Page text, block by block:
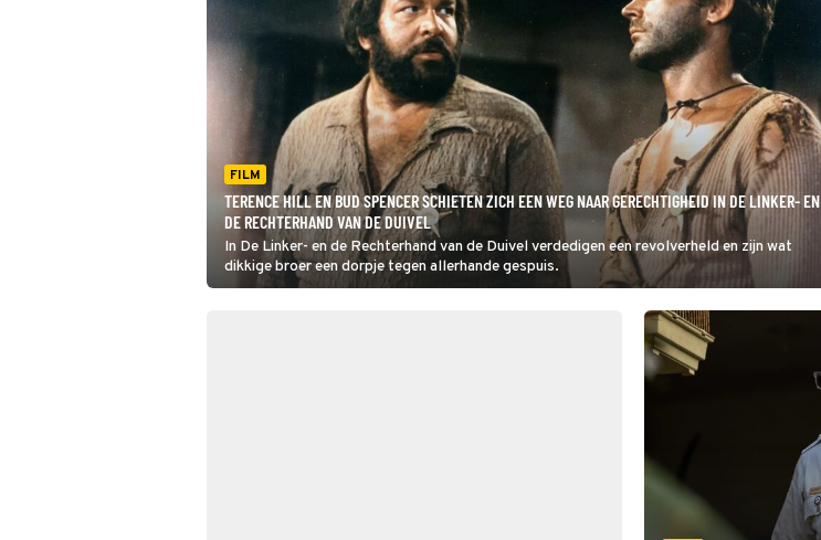
FILM
TERENCE HILL EN BUD SPENCER SCHIETEN ZICH EEN WEG NAAR GERECHTIGHEID IN DE LINKER- EN
DE RECHTERHAND VAN DE DUIVEL
In De Linker- en de Rechterhand van de Duivel verdedigen een revolverheld en zijn wat
dikkige broer een dorpje tegen allerhande gespuis.